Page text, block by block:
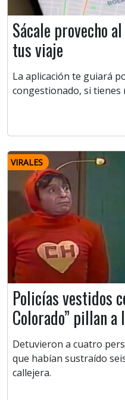
Sácale provecho
tus viaje
La aplicación te guiará
congestionado, si tienes
VIRALES
Policías vestidos
Colorado” pillan a
Detuvieron a cuatro
que habían sustraído
callejera.